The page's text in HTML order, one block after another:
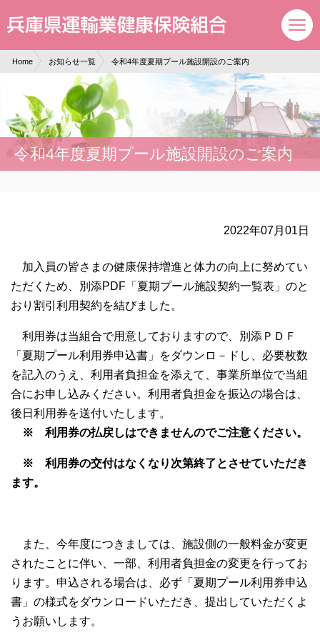
Home お知らせ一覧 令和4年度夏期プール施設開設のご案内
令和4年度夏期プール施設開設のご案内
2022年07月01日
加入員の皆さまの健康保持増進と体力の向上に努めてい
ただくため、別添PDF「夏期プール施設契約一覧表」のと
おり割引利用契約を結びました。
利用券は当組合で用意しておりますので、別添ＰＤＦ
「夏期プール利用券申込書」をダウンロ－ドし、必要枚数
を記入のうえ、利用者負担金を添えて、事業所単位で当組
合にお申し込みください。利用者負担金を振込の場合は、
後日利用券を送付いたします。
※ 利用券の払戻しはできませんのでご注意ください。
※ 利用券の交付はなくなり次第終了とさせていただき
ます。
また、今年度につきましては、施設側の一般料金が変更
されたことに伴い、一部、利用者負担金の変更を行ってお
ります。申込される場合は、必ず「夏期プール利用券申込
書」の様式をダウンロードいただき、提出していただくよ
うお願いします。